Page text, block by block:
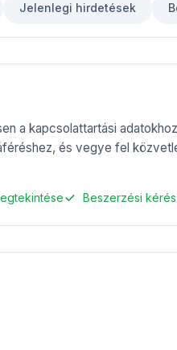
Jelenlegi hirdetések
a kapcsolattartási
és vegye fel
Beszerzési